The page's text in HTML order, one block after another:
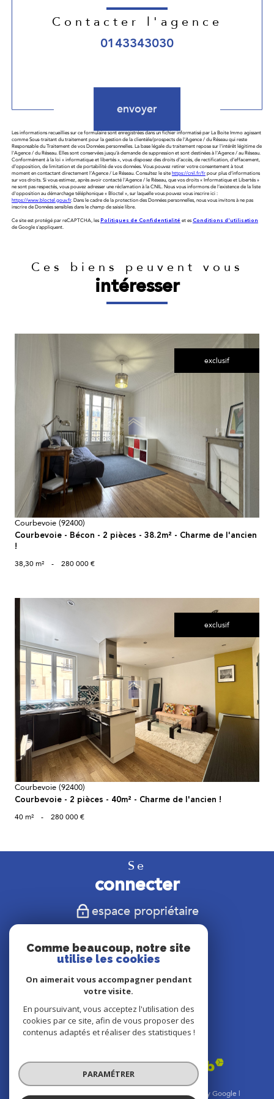
Contacter l'agence
0143343030
envoyer
Les informations recueillies sur ce formulaire sont enregistrées dans un fichier informatisé par La Boite Immo agissant
comme Sous-traitant du traitement pour la gestion de la clientèle/prospects de l'Agence / du Réseau qui reste
Responsable du Traitement de vos Données personnelles. La base légale du traitement repose sur l'intérêt légitime de
l'Agence / du Réseau. Elles sont conservées jusqu'à demande de suppression et sont destinées à l'Agence / au Réseau.
Conformément à la loi « informatique et libertés », vous disposez des droits d’accès, de rectification, d’effacement,
d’opposition, de limitation et de portabilité de vos données. Vous pouvez retirer votre consentement à tout
moment en contactant directement l’Agence / Le Réseau. Consultez le sitehttps://cnil.fr/frpour plus d’informations
sur vos droits. Si vous estimez, après avoir contacté l'Agence / le Réseau, que vos droits « Informatique et Libertés »
ne sont pas respectés, vous pouvez adresser une réclamation à la CNIL. Nous vous informons de l’existence de la liste
d'opposition au démarchage téléphonique « Bloctel », sur laquelle vous pouvez vous inscrire ici :
https://www.bloctel.gouv.fr. Dans le cadre de la protection des Données personnelles, nous vous invitons à ne pas
inscrire de Données sensibles dans le champ de saisie libre.
Ce site est protégé par reCAPTCHA, les Politiques de Confidentialité et es Conditions d'utilisation
de Google s'appliquent.
Ces biens peuvent vous
intéresser
exclusif
voir le bien
Courbevoie (92400)
Courbevoie - Bécon - 2 pièces - 38.2m² - Charme de l'ancien
!
38,30 m²
- 280 000 €
exclusif
voir le bien
Courbevoie (92400)
Courbevoie - 2 pièces - 40m² - Charme de l'ancien !
40 m²
- 280 000 €
Se
connecter
espace propriétaire
Nous
suivre
Nous
adhérons
© 2026 | Tous droits réservés | Traduction powered by Google |
Comme beaucoup, notre site
utilise les cookies
On aimerait vous accompagner pendant
votre visite.
En poursuivant, vous acceptez l'utilisation des
cookies par ce site, afin de vous proposer des
contenus adaptés et réaliser des statistiques !
PARAMÉTRER